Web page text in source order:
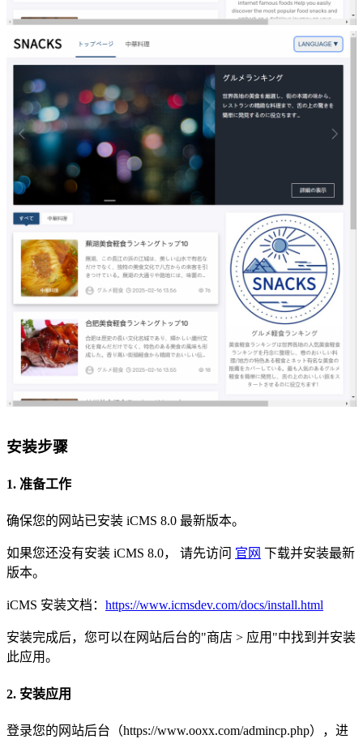
安装步骤
1. 准备工作
确保您的网站已安装 iCMS 8.0 最新版本。
如果您还没有安装 iCMS 8.0， 请先访问 官网
下载并安装最新
版本。
iCMS 安装文档： https://www.icmsdev.com/docs/install.html
安装完成后，您可以在网站后台的"商店 > 应用"中找到并安装
此应用。
2. 安装应用
登录您的网站后台（https://www.ooxx.com/admincp.php），进